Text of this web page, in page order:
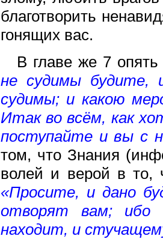
благотворить
гонящих вас.
В главе же 7
не судимы будите,
судимы; и какою
Итак во всём, как
поступайте и вы с
том, что Знания
волей и верой в то,
«Просите, и дано
отворят вам; ибо
находит, и